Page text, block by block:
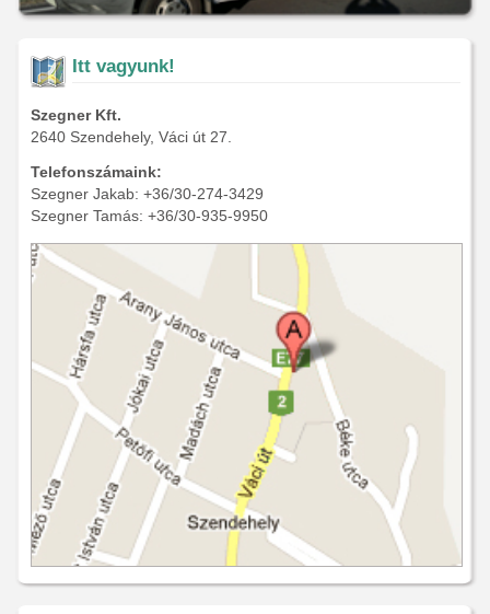
Itt vagyunk!
Szegner Kft.
2640 Szendehely, Váci út 27.
Telefonszámaink:
Szegner Jakab: +36/30-274-3429
Szegner Tamás: +36/30-935-9950